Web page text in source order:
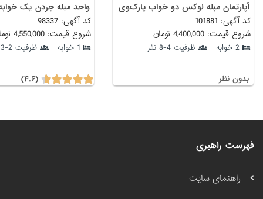
آپارتمان مبله لوکس دو خواب پارک‌وی
کد آگهی: 101881
شروع قیمت: 4,400,000 تومان
2 خوابه ظرفیت 4-8 نفر
بدون نظر
واحد مبله جردن یک
کد آگهی: 98337
شروع قیمت: 4,550,000 تومان
1 خوابه ظرفیت 2-3 نفر
(۴.۶)
فهرست راهبری
راهنمای سایت